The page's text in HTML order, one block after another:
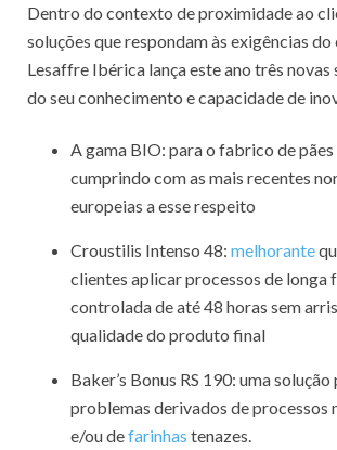
Dentro do contexto de proximidade ao
soluções que respondam às exigências do
Lesaffre Ibérica lança este ano três novas
do seu conhecimento e capacidade de
A gama BIO: para o fabrico de
cumprindo com as mais recentes
europeias a esse respeito
Croustilis Intenso 48: melhorante
clientes aplicar processos de longa
controlada de até 48 horas sem
qualidade do produto final
Baker’s Bonus RS 190: uma solução
problemas derivados de processos
e/ou defarinhas tenazes.